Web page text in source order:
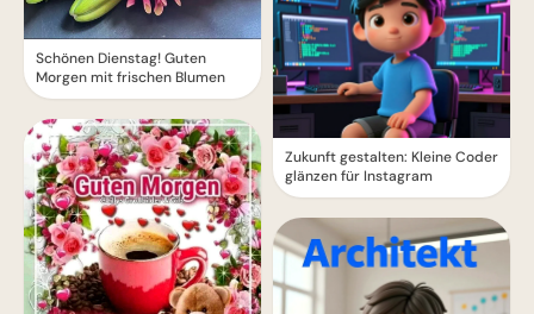
Schönen Dienstag! Guten
Morgen mit frischen Blumen
Zukunft gestalten: Kleine Coder
glänzen für Instagram